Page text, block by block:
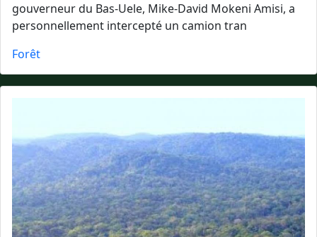
gouverneur du Bas-Uele, Mike-David Mokeni Amisi, a
personnellement intercepté un camion tran
Forêt